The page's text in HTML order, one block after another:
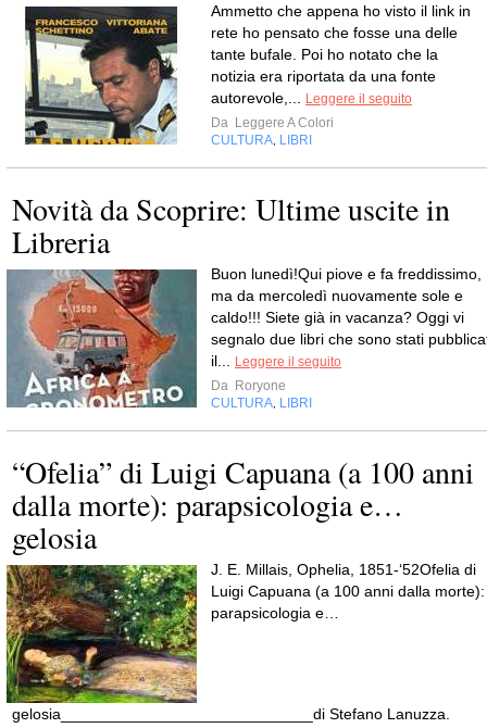
Ammetto che appena ho visto il link in
rete ho pensato che fosse una delle
tante bufale. Poi ho notato che la
notizia era riportata da una fonte
autorevole,...
Leggere il seguito
Da Leggere A Colori
CULTURA LIBRI
Novità da Scoprire: Ultime uscite in
Libreria
Buon lunedì!Qui piove e fa freddissimo,
ma da mercoledì nuovamente sole e
caldo!!! Siete già in vacanza? Oggi vi
segnalo due libri che sono stati
il...
Leggere il seguito
Da Roryone
CULTURA LIBRI
“Ofelia” di Luigi Capuana (a 100 anni
dalla morte): parapsicologia e…
gelosia
J. E. Millais, Ophelia, 1851-‘52Ofelia di
Luigi Capuana (a 100 anni dalla morte):
parapsicologia e…
gelosia_____________________________di Stefano Lanuzza.